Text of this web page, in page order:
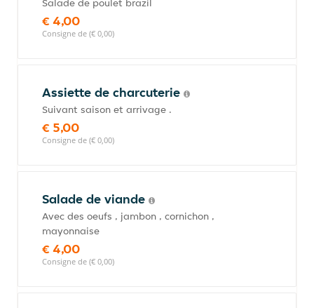
Salade de poulet brazil
€ 4,00
Consigne de (€ 0,00)
Assiette de charcuterie
Suivant saison et arrivage .
€ 5,00
Consigne de (€ 0,00)
Salade de viande
Avec des oeufs , jambon , cornichon ,
mayonnaise
€ 4,00
Consigne de (€ 0,00)